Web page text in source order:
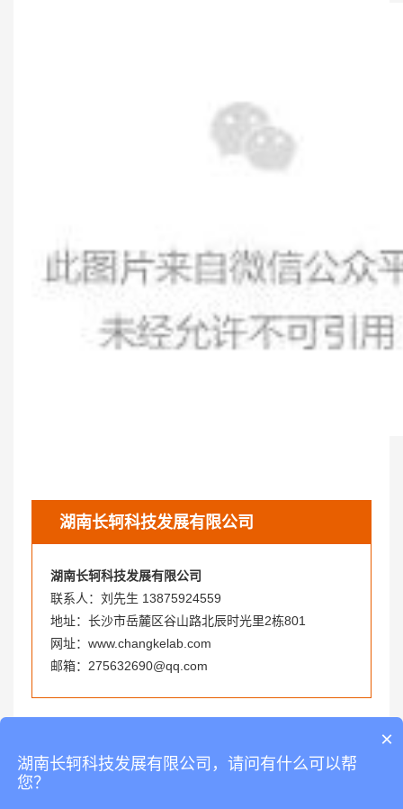
湖南长轲科技发展有限公司
湖南长轲科技发展有限公司
联系人：刘先生 13875924559
地址：长沙市岳麓区谷山路北辰时光里2栋801
网址：www.changkelab.com
邮箱：275632690@qq.com
下一篇：实验室的危化品管理注意事项及其解决办法
×
湖南长轲科技发展有限公司，请问有什么可以帮
您？